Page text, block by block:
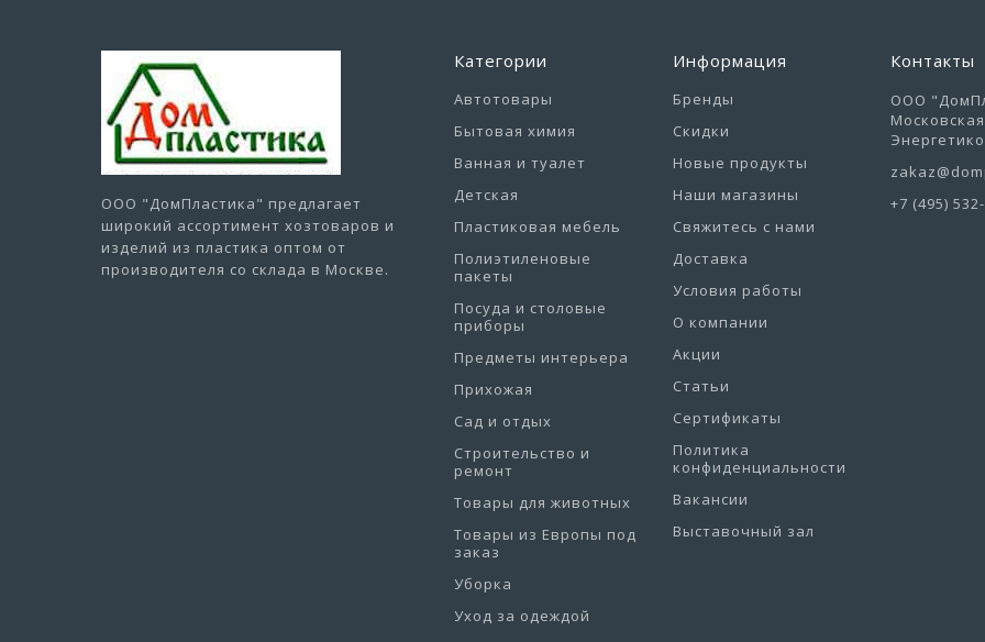
ООО "ДомПластика" предлагает
широкий ассортимент хозтоваров и
изделий из пластика оптом от
производителя со склада в Москве.
Категории
Автотовары
Бытовая химия
Ванная и туалет
Детская
Пластиковая мебель
Полиэтиленовые
пакеты
Посуда и столовые
приборы
Предметы интерьера
Прихожая
Сад и отдых
Строительство и
ремонт
Товары для животных
Товары из Европы под
заказ
Уборка
Уход за одеждой
Информация
Бренды
Скидки
Новые продукты
Наши магазины
Свяжитесь с нами
Доставка
Условия работы
О компании
Акции
Статьи
Сертификаты
Политика
конфиденциальности
Вакансии
Выставочный зал
Контакты
ООО
+7 (495)